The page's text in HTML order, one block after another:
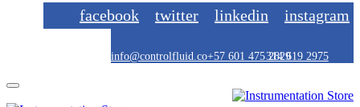
facebook twitter linkedin instagram
info@controlfluid.co+57 601 475 2829314 619 2975